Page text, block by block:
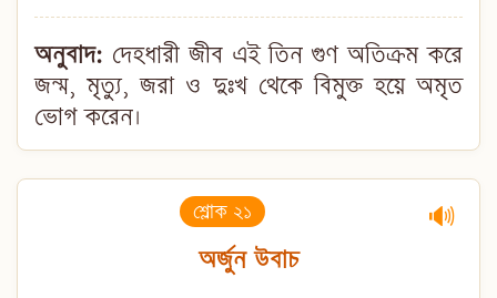
অনুবাদ: দেহধারী জীব এই তিন গুণ অতিক্রম করে
জন্ম, মৃত্যু, জরা ও দুঃখ থেকে বিমুক্ত হয়ে অমৃত
ভোগ করেন।
শ্লোক ২১ 🔊
অর্জুন উবাচ